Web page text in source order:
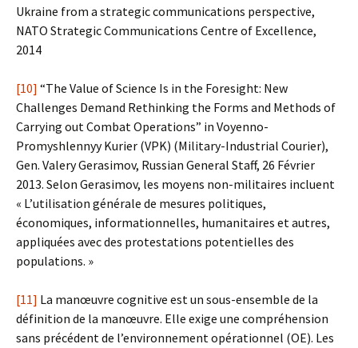
Ukraine from a strategic communications perspective,
NATO Strategic Communications Centre of Excellence,
2014
[10] “The Value of Science Is in the Foresight: New
Challenges Demand Rethinking the Forms and Methods of
Carrying out Combat Operations” in Voyenno-
Promyshlennyy Kurier (VPK) (Military-Industrial Courier),
Gen. Valery Gerasimov, Russian General Staff, 26 Février
2013. Selon Gerasimov, les moyens non-militaires incluent
« L’utilisation générale de mesures politiques,
économiques, informationnelles, humanitaires et autres,
appliquées avec des protestations potentielles des
populations. »
[11] La manœuvre cognitive est un sous-ensemble de la
définition de la manœuvre. Elle exige une compréhension
sans précédent de l’environnement opérationnel (OE). Les